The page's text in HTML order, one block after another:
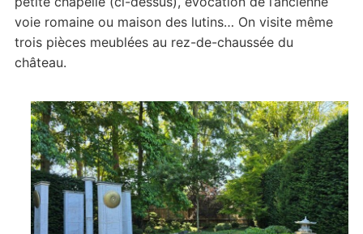
voie romaine ou maison des lutins… On visite même
trois pièces meublées au rez-de-chaussée du
château.